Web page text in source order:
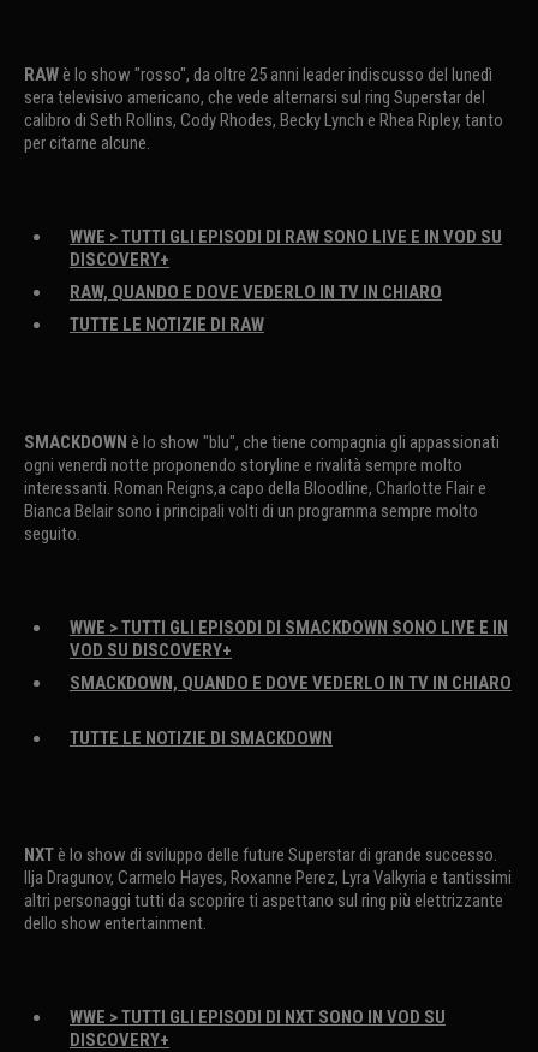
RAWè lo show "rosso", da oltre 25 anni leader indiscusso del lunedì
sera televisivo americano, che vede alternarsi sul ring Superstar del
calibro di Seth Rollins, Cody Rhodes, Becky Lynch e Rhea Ripley, tanto
per citarne alcune.
WWE > TUTTI GLI EPISODI DI RAW SONO LIVE E IN VOD SU
DISCOVERY+
RAW, QUANDO E DOVE VEDERLO IN TV IN CHIARO
TUTTE LE NOTIZIE DI RAW
SMACKDOWN è lo show "blu", che tiene compagnia gli appassionati
ogni venerdì notte proponendo storyline e rivalità sempre molto
interessanti. Roman Reigns,a capo della Bloodline, Charlotte Flair e
Bianca Belair sono i principali volti di un programma sempre molto
seguito.
WWE > TUTTI GLI EPISODI DI SMACKDOWN SONO LIVE E IN
VOD SU DISCOVERY+
SMACKDOWN, QUANDO E DOVE VEDERLO IN TV IN CHIARO
TUTTE LE NOTIZIE DI SMACKDOWN
NXTè lo show di sviluppo delle future Superstar di grande successo.
Ilja Dragunov, Carmelo Hayes, Roxanne Perez, Lyra Valkyria e tantissimi
altri personaggi tutti da scoprire ti aspettano sul ring più elettrizzante
dello show entertainment.
WWE > TUTTI GLI EPISODI DI NXT SONO IN VOD SU
DISCOVERY+